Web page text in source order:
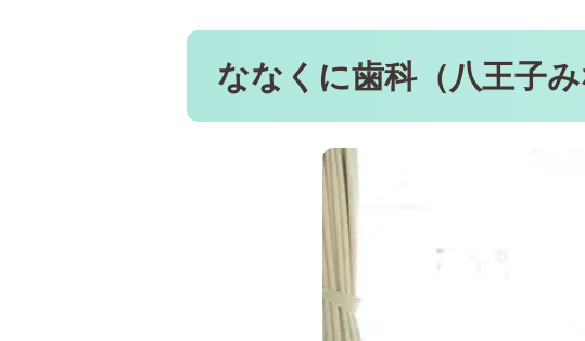
ななくに歯科（八王子み